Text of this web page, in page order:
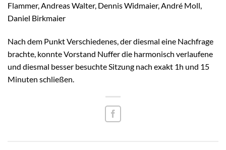
Flammer, Andreas Walter, Dennis Widmaier, André Moll,
Daniel Birkmaier
Nach dem Punkt Verschiedenes, der diesmal eine Nachfrage
brachte, konnte Vorstand Nuffer die harmonisch verlaufene
und diesmal besser besuchte Sitzung nach exakt 1h und 15
Minuten schließen.